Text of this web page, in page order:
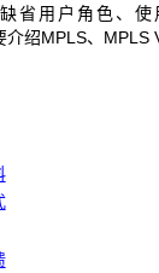
省用户角色、使
介绍MPLS、MPLS